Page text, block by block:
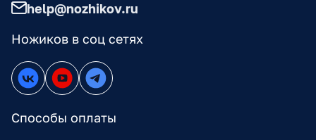
Ножиков в соц сетях
Способы оплаты
help@nozhikov.ru